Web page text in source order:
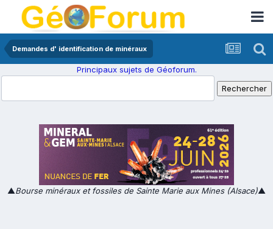
Demandes d' identification de minéraux
Principaux sujets de Géoforum.
▲Bourse minéraux et fossiles de Sainte Marie aux Mines (Alsace)▲